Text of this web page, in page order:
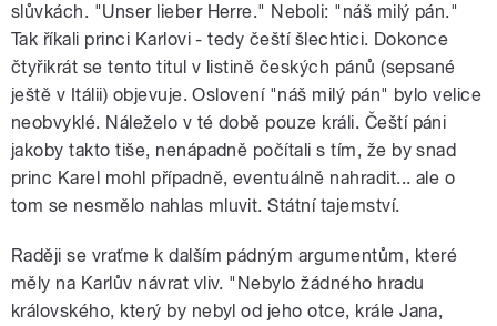
slůvkách. "Unser lieber Herre." Neboli: "náš milý pán."
Tak říkali princi Karlovi - tedy čeští šlechtici. Dokonce
čtyřikrát se tento titul v listině českých pánů (sepsané
ještě v Itálii) objevuje. Oslovení "náš milý pán" bylo velice
neobvyklé. Náleželo v té době pouze králi. Čeští páni
jakoby takto tiše, nenápadně počítali s tím, že by snad
princ Karel mohl případně, eventuálně nahradit... ale o
tom se nesmělo nahlas mluvit. Státní tajemství.
Raději se vraťme k dalším pádným argumentům, které
měly na Karlův návrat vliv. "Nebylo žádného hradu
královského, který by nebyl od jeho otce, krále Jana,